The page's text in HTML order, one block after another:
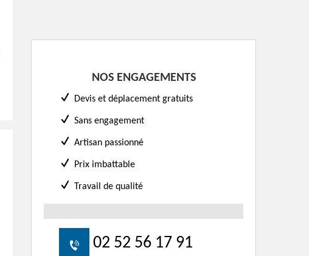
NOS ENGAGEMENTS
Devis et déplacement gratuits
Sans engagement
Artisan passionné
Prix imbattable
Travail de qualité
02 52 56 17 91